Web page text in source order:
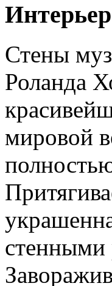
Стены
Роланда
мировой
стенными